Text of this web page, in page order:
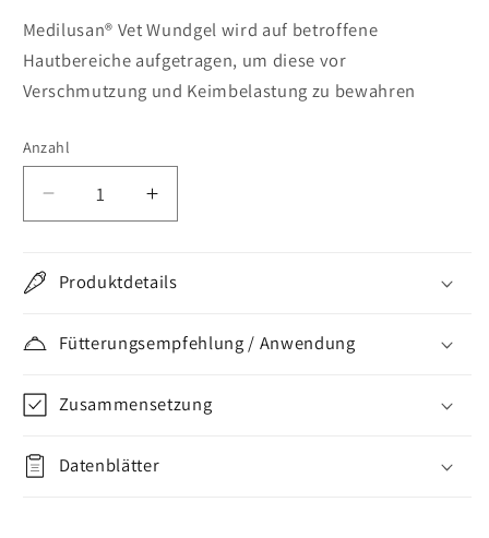
Medilusan® Vet Wundgel wird auf betroffene
Hautbereiche aufgetragen, um diese vor
Verschmutzung und Keimbelastung zu bewahren
Anzahl
Verringere
die
für
Sprühgel
Erhöhe
die
für
Sprühgel
Produktdetails
Fütterungsempfehlung / Anwendung
Zusammensetzung
Datenblätter